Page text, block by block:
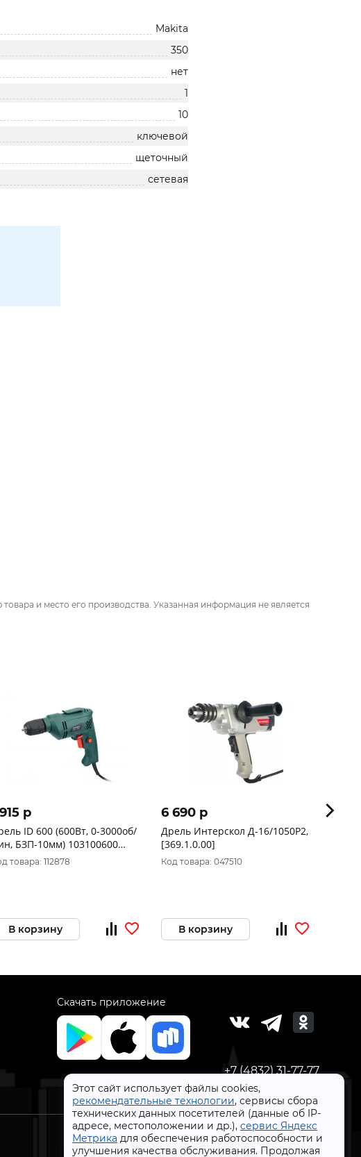
Этот сайт использует файлы cookies,
рекомендательные технологии, сервисы сбора
технических данных посетителей (данные об IP-
адресе, местоположении и др.), сервис Яндекс
Метрика для обеспечения работоспособности и
улучшения качества обслуживания. Продолжая
Makita
350
нет
1
10
ключевой
щеточный
сетевая
и место его производства. Указанная информация не является
p
ID 600 (600Вт, 0-3000об/
БЗП-10мм) 103100600
товара: 112878
В корзину
6 690 p
Дрель Интерскол Д-16/1050Р2,
[369.1.0.00]
Код товара: 047510
В корзину
1
Скачать приложение
+7 (4832) 31-77-77